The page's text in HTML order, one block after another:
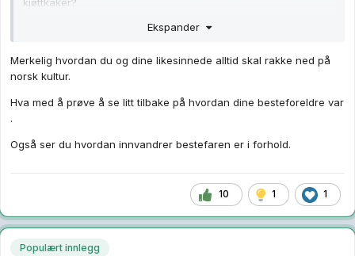
Ekspander
Merkelig hvordan du og dine likesinnede alltid skal rakke ned på
norsk kultur.
Hva med å prøve å se litt tilbake på hvordan dine besteforeldre var
.
Også ser du hvordan innvandrer bestefaren er i forhold.
10 1 1
Populært innlegg